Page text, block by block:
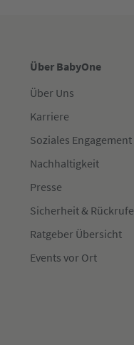
Über BabyOne
Über Uns
Karriere
Soziales Engagement
Nachhaltigkeit
Presse
Sicherheit & Rückrufe
Ratgeber Übersicht
Events vor Ort